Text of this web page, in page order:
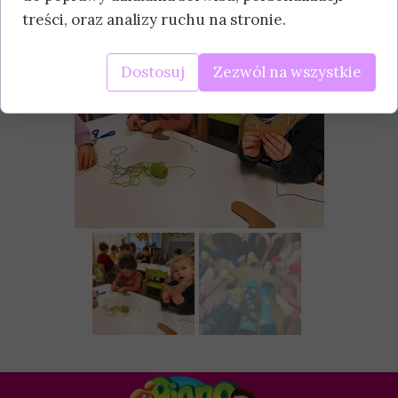
treści, oraz analizy ruchu na stronie.
Dostosuj Zezwól na wszystkie